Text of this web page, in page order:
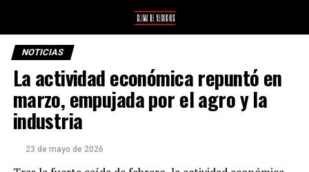
NOTICIAS
La actividad económica repuntó en
marzo, empujada por el agro y la
industria
23 de mayo de 2026